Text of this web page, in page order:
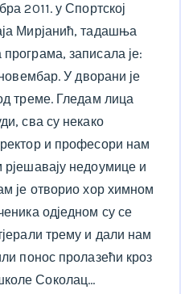
2011. у Спортској
Мирјанић, тадашња
записала је:
У дворани је
треме. Гледам лица
сва су некако
и професори нам
рјешавају недоумице и
је отворио хор химном
одједном су се
трему и дали нам
понос пролазећи кроз
Соколац…